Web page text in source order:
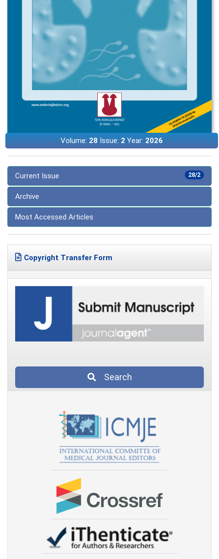
Volume: 28Issue: 2 Year: 2026
28/2
Current Issue
Archive
Most Accessed Articles
Copyright Transfer Form
Search